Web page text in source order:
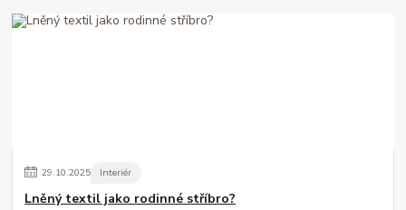
29.10.2025 Interiér
Lněný textil jako rodinné stříbro?